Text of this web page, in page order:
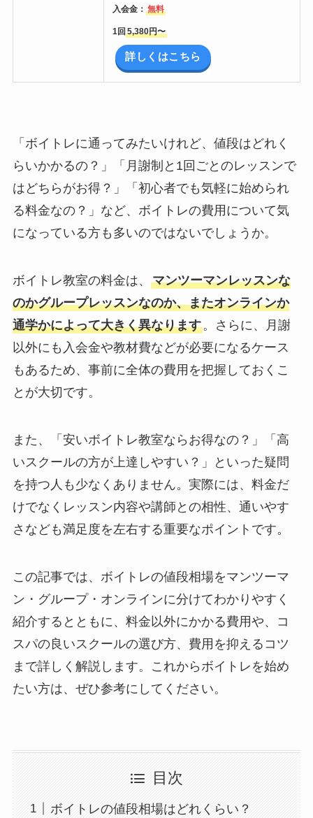
入会金： 無料
1回 5,380円〜
詳しくはこちら
「ボイトレに通ってみたいけれど、値段はどれく
らいかかるの？」「月謝制と1回ごとのレッスンで
はどちらがお得？」「初心者でも気軽に始められ
る料金なの？」など、ボイトレの費用について気
になっている方も多いのではないでしょうか。
ボイトレ教室の料金は、 マンツーマンレッスンな
のかグループレッスンなのか、またオンラインか
通学かによって大きく異なります。さらに、月謝
以外にも入会金や教材費などが必要になるケース
もあるため、事前に全体の費用を把握しておくこ
とが大切です。
また、「安いボイトレ教室ならお得なの？」「高
いスクールの方が上達しやすい？」といった疑問
を持つ人も少なくありません。実際には、料金だ
けでなくレッスン内容や講師との相性、通いやす
さなども満足度を左右する重要なポイントです。
この記事では、ボイトレの値段相場をマンツーマ
ン・グループ・オンラインに分けてわかりやすく
紹介するとともに、料金以外にかかる費用や、コ
スパの良いスクールの選び方、費用を抑えるコツ
まで詳しく解説します。これからボイトレを始め
たい方は、ぜひ参考にしてください。
目次
ボイトレの値段相場はどれくらい？